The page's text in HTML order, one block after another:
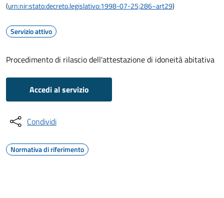
(urn:nir:stato:decreto.legislativo:1998-07-25;286~art29)
Servizio attivo
Procedimento di rilascio dell'attestazione di idoneità abitativa
Accedi al servizio
Condividi
Normativa di riferimento